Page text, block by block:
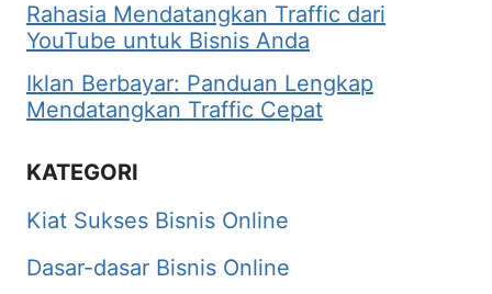
Rahasia Mendatangkan Traffic dari
YouTube untuk Bisnis Anda
Iklan Berbayar: Panduan Lengkap
Mendatangkan Traffic Cepat
KATEGORI
Kiat Sukses Bisnis Online
Dasar-dasar Bisnis Online